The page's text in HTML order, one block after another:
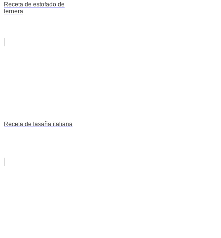
Receta de estofado de
ternera
Receta de lasaña italiana